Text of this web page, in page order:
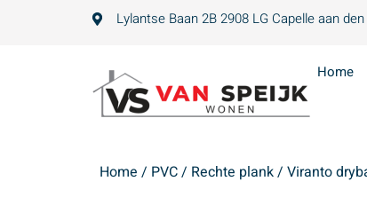
Lylantse Baan 2B 2908 LG Capelle aan
Home
Home / PVC/ Rechte plank/ Viranto